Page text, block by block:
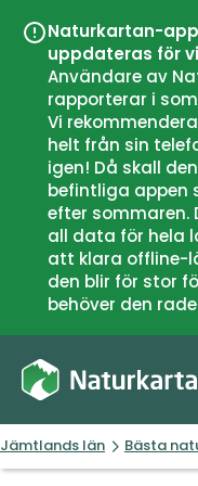
Naturkartan-
uppdateras för
Användare av
rapporterar i
Vi
helt från sin
igen! Då skall
befintliga appen
efter sommaren.
all data för hela
att klara offline-
den blir för stor
behöver den
Jämtlands län Bästa